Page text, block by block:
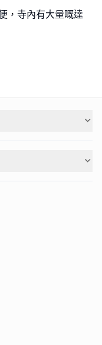
，寺內有大量嘅達